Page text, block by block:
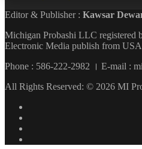
Editor & Publisher : Kawsar
Michigan Probashi LLC registered
Electronic Media publish from
Phone : 586-222-2982 । E-mail :
All Rights Reserved: © 2026 MI